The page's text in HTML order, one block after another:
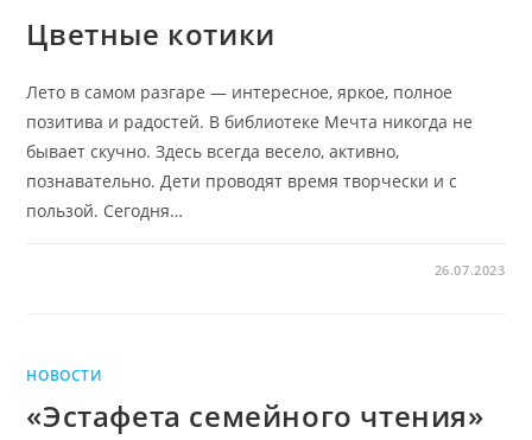
Цветные котики
Лето в самом разгаре — интересное, яркое, полное
позитива и радостей. В библиотеке Мечта никогда не
бывает скучно. Здесь всегда весело, активно,
познавательно. Дети проводят время творчески и с
пользой. Сегодня…
26.07.2023
НОВОСТИ
«Эстафета семейного чтения»